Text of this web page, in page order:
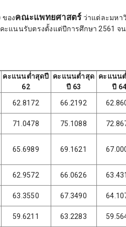
ของคณะแพทยศาสตร์ว่าแต่ละมหา
แนนรับตรงตั้งแต่ปีการศึกษา 2561 จ
คะแนนต่ำสุดปี
62
คะแนนต่ำสุด
ปี 63
คะแนน
ปี 64
62.8172 66.2192
71.0478 75.1088
65.6989 69.1621
62.9572 66.0626
63.3550 67.3490
59.6211 63.2283